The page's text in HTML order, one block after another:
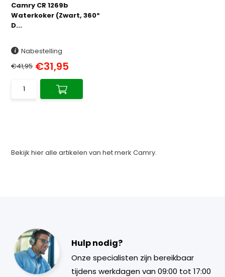
Camry CR 1269b
Waterkoker (Zwart, 360º
D...
Nabestelling
€41,95 €31,95
Bekijk hier alle artikelen van het merk Camry.
Hulp nodig?
Onze specialisten zijn bereikbaar
tijdens werkdagen van 09:00 tot 17:00